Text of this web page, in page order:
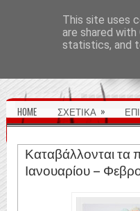
HOME ΣΧΕΤΙΚΑ »
Καταβάλλονται τα
Ιανουαρίου –
This site uses
are shared
statistics, and